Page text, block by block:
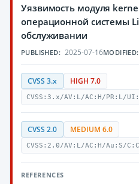
Уязвимость модуля
операционной системы
обслуживании
PUBLISHED: 2025-07-16MODIFIED:
CVSS 3.x HIGH 7.0
CVSS:3.x/AV:L/AC:H/PR:L/
CVSS 2.0 MEDIUM 6.0
CVSS:2.0/AV:L/AC:H/Au:S/
REFERENCES